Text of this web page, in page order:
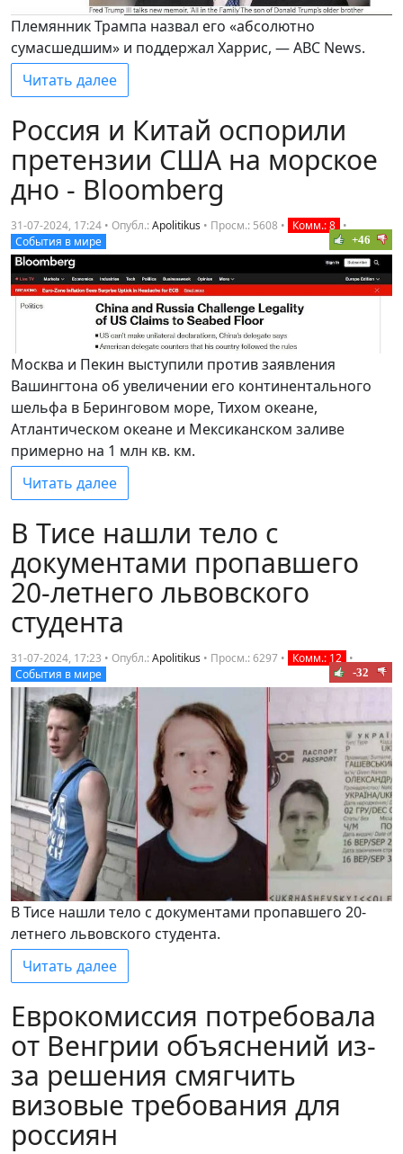
Племянник Трампа назвал его «абсолютно
сумасшедшим» и поддержал Харрис, — ABC News.
Читать далее
Россия и Китай оспорили
претензии США на морское
дно - Bloomberg
31-07-2024, 17:24 • Опубл.:Apolitikus • Просм.: 5608 • Комм.: 8 •
События в мире
+46
Москва и Пекин выступили против заявления
Вашингтона об увеличении его континентального
шельфа в Беринговом море, Тихом океане,
Атлантическом океане и Мексиканском заливе
примерно на 1 млн кв. км.
Читать далее
В Тисе нашли тело с
документами пропавшего
20-летнего львовского
студента
31-07-2024, 17:23 • Опубл.:Apolitikus • Просм.: 6297 • Комм.: 12 •
События в мире
-32
В Тисе нашли тело с документами пропавшего 20-
летнего львовского студента.
Читать далее
Еврокомиссия потребовала
от Венгрии объяснений из-
за решения смягчить
визовые требования для
россиян